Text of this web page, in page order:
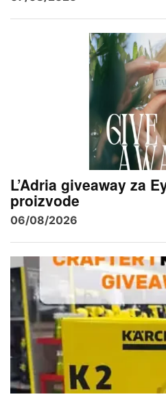
L’Adria giveaway za
proizvode
06/08/2026